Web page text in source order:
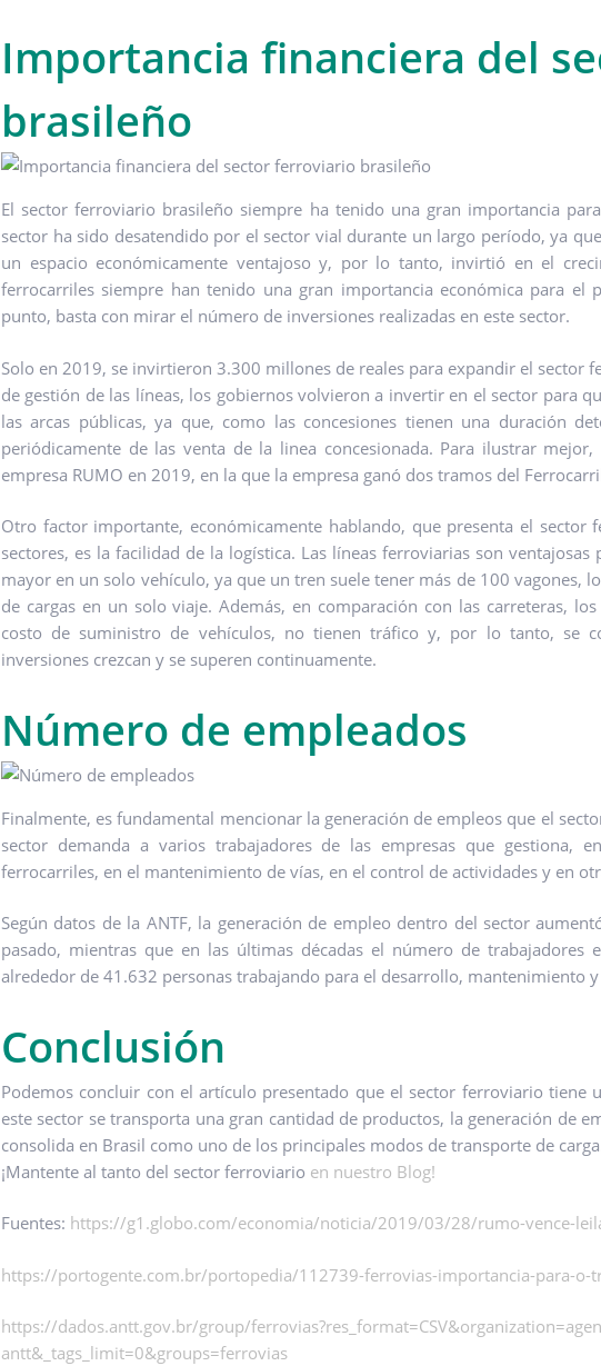
Importancia financiera del
brasileño
El sector ferroviario brasileño siempre ha tenido una gran importancia
sector ha sido desatendido por el sector vial durante un largo período, ya
un espacio económicamente ventajoso y, por lo tanto, invirtió en el
ferrocarriles siempre han tenido una gran importancia económica para el
punto, basta con mirar el número de inversiones realizadas en este sector.
Solo en 2019, se invirtieron 3.300 millones de reales para expandir el sector
de gestión de las líneas, los gobiernos volvieron a invertir en el sector para
las arcas públicas, ya que, como las concesiones tienen una duración
periódicamente de las venta de la linea concesionada. Para ilustrar
empresa RUMO en 2019, en la que la empresa ganó dos tramos del
Otro factor importante, económicamente hablando, que presenta el sector
sectores, es la facilidad de la logística. Las líneas ferroviarias son
mayor en un solo vehículo, ya que un tren suele tener más de 100 vagones,
de cargas en un solo viaje. Además, en comparación con las carreteras,
costo de suministro de vehículos, no tienen tráfico y, por lo tanto, se
inversiones crezcan y se superen continuamente.
Número de empleados
Finalmente, es fundamental mencionar la generación de empleos que el
sector demanda a varios trabajadores de las empresas que gestiona,
ferrocarriles, en el mantenimiento de vías, en el control de actividades y en
Según datos de la ANTF, la generación de empleo dentro del sector
pasado, mientras que en las últimas décadas el número de trabajadores
alrededor de 41.632 personas trabajando para el desarrollo, mantenimiento
Conclusión
Podemos concluir con el artículo presentado que el sector ferroviario tiene
este sector se transporta una gran cantidad de productos, la generación de
consolida en Brasil como uno de los principales modos de transporte de
¡Mantente al tanto del sector ferroviario en nuestro Blog!
Fuentes: https://g1.globo.com/economia/noticia/2019/03/28/rumo-vence-
https://portogente.com.br/portopedia/112739-ferrovias-importancia-para-o-
https://dados.antt.gov.br/group/
antt&_tags_limit=0&groups=ferrovias